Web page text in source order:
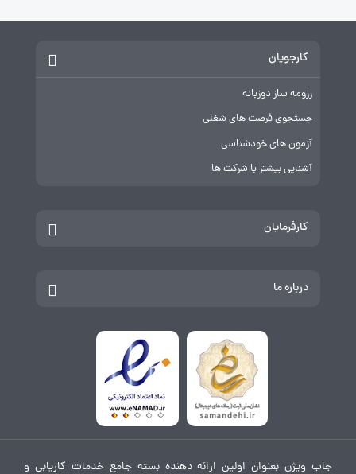
کارجویان
رزومه ساز دوزبانه
جستجوی فرصت های شغلی
آزمون های خودشناسی
آشنایی بیشتر با شرکت ها
کارفرمایان
درباره ما
جاب ویژن بعنوان اولین ارائه دهنده بسته جامع خدمات کاریابی و